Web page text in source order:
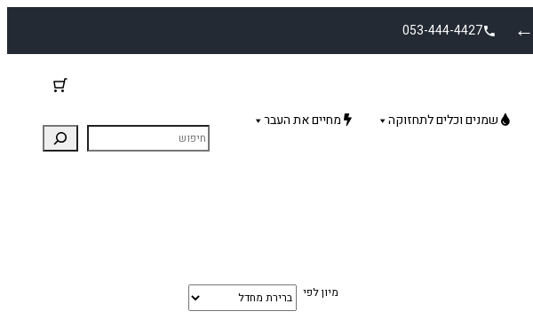
←
053-444-4427
שמנים וכלים לתחזוקה
מחיים את העבר
מיון לפי